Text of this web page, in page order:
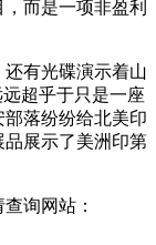
而是一项非盈利
有光碟演示着山
超乎于只是一座
落纷纷给北美印
展示了美洲印第
询网站：